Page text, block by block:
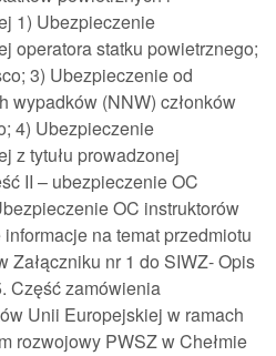
1) Ubezpieczenie
operatora statku powietrznego;
3) Ubezpieczenie od
wypadków (NNW) członków
4) Ubezpieczenie
z tytułu prowadzonej
II – ubezpieczenie OC
OC instruktorów
na temat przedmiotu
Załączniku nr 1 do SIWZ- Opis
Część zamówienia
Unii Europejskiej w ramach
rozwojowy PWSZ w Chełmie